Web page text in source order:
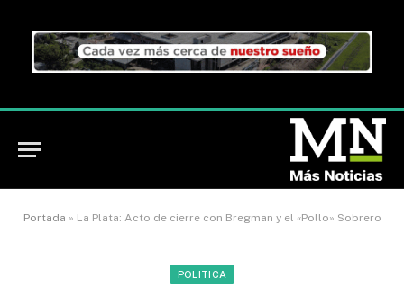
Portada » La Plata: Acto de cierre con Bregman y el «Pollo» Sobrero
POLITICA